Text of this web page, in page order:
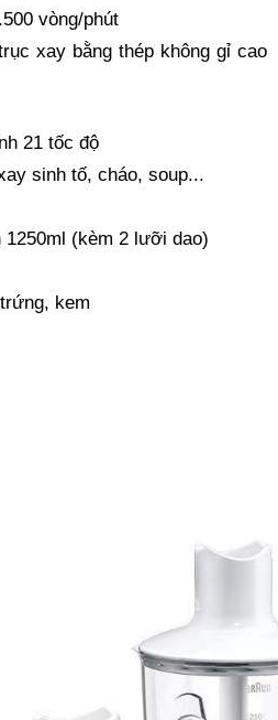
vòng/phút
xay bằng thép không gỉ cao
21 tốc độ
sinh tố, cháo, soup...
(kèm 2 lưỡi dao)
kem